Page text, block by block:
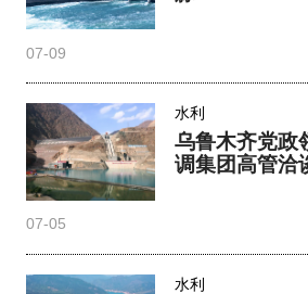
07-09
水利
乌鲁木齐党政
调集团高管洽
07-05
水利